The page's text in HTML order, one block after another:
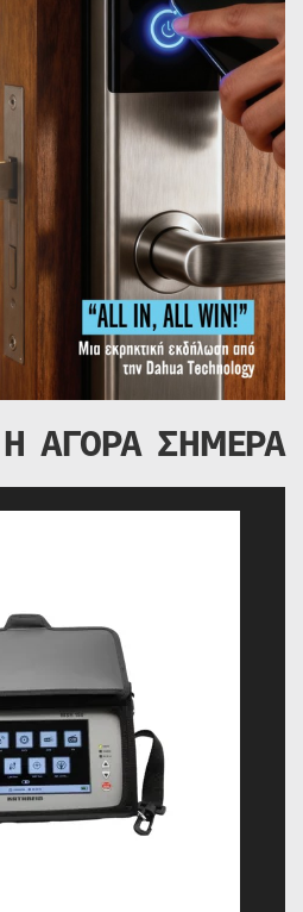
Η ΑΓΟΡΑ ΣΗΜΕΡΑ